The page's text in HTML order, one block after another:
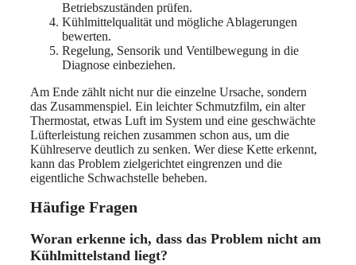
Betriebszuständen prüfen.
Kühlmittelqualität und mögliche Ablagerungen
bewerten.
Regelung, Sensorik und Ventilbewegung in die
Diagnose einbeziehen.
Am Ende zählt nicht nur die einzelne Ursache, sondern
das Zusammenspiel. Ein leichter Schmutzfilm, ein alter
Thermostat, etwas Luft im System und eine geschwächte
Lüfterleistung reichen zusammen schon aus, um die
Kühlreserve deutlich zu senken. Wer diese Kette erkennt,
kann das Problem zielgerichtet eingrenzen und die
eigentliche Schwachstelle beheben.
Häufige Fragen
Woran erkenne ich, dass das Problem nicht am
Kühlmittelstand liegt?